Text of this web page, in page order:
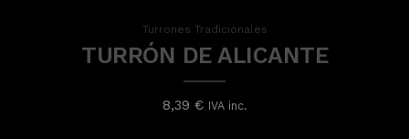
Turrones Tradicionales
TURRÓN DE ALICANTE
8,39 € IVA inc.